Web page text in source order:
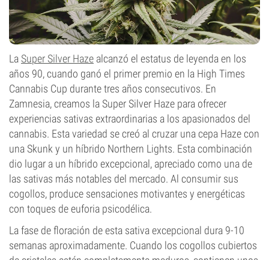
La Super Silver Haze alcanzó el estatus de leyenda en los
años 90, cuando ganó el primer premio en la High Times
Cannabis Cup durante tres años consecutivos. En
Zamnesia, creamos la Super Silver Haze para ofrecer
experiencias sativas extraordinarias a los apasionados del
cannabis. Esta variedad se creó al cruzar una cepa Haze con
una Skunk y un híbrido Northern Lights. Esta combinación
dio lugar a un híbrido excepcional, apreciado como una de
las sativas más notables del mercado. Al consumir sus
cogollos, produce sensaciones motivantes y energéticas
con toques de euforia psicodélica.
La fase de floración de esta sativa excepcional dura 9-10
semanas aproximadamente. Cuando los cogollos cubiertos